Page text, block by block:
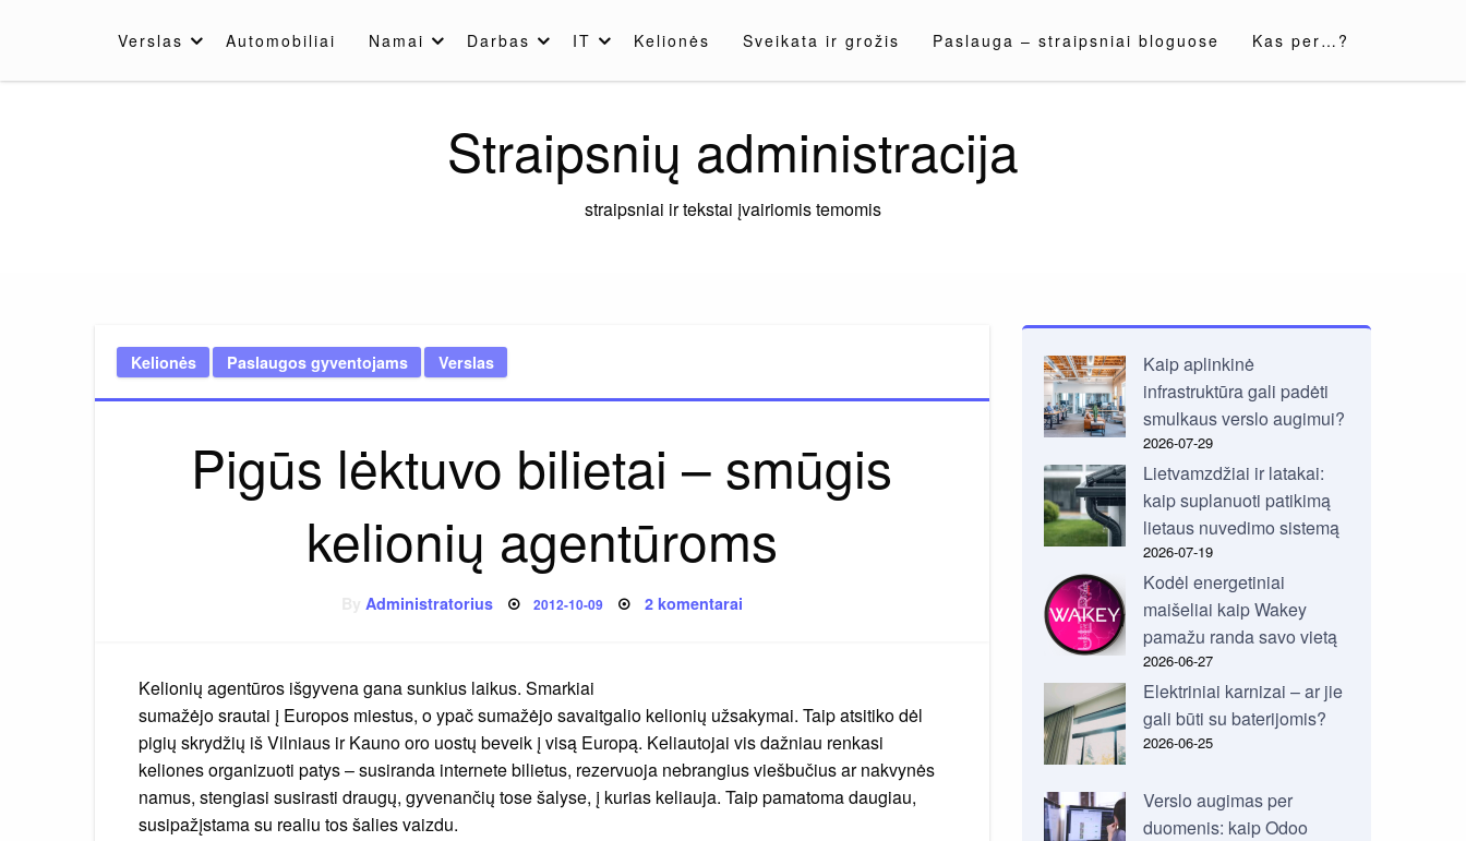
Verslas Automobiliai Namai Darbas IT Kelionės Sveikata ir grožis Paslauga – straipsniai bloguose Kas per…?
Straipsnių administracija
straipsniai ir tekstai įvairiomis temomis
Kelionės Paslaugos gyventojams Verslas
Pigūs lėktuvo bilietai – smūgis
kelionių agentūroms
ByAdministratorius Posted
2012-10-09 2 komentaraiįraše
agentūroms
Kelionių agentūros išgyvena gana sunkius laikus. Smarkiai
sumažėjo srautai į Europos miestus, o ypač sumažėjo savaitgalio kelionių užsakymai. Taip atsitiko dėl
pigių skrydžių iš Vilniaus ir Kauno oro uostų beveik į visą Europą. Keliautojai vis dažniau renkasi
keliones organizuoti patys – susiranda internete bilietus, rezervuoja nebrangius viešbučius ar nakvynės
namus, stengiasi susirasti draugų, gyvenančių tose šalyse, į kurias keliauja. Taip pamatoma daugiau,
susipažįstama su realiu tos šalies vaizdu.
Kaip aplinkinė
infrastruktūra gali padėti
smulkaus verslo augimui?
2026-07-29
Lietvamzdžiai ir latakai:
kaip suplanuoti patikimą
lietaus nuvedimo sistemą
2026-07-19
Kodėl energetiniai
maišeliai kaip Wakey
pamažu randa savo vietą
2026-06-27
Elektriniai karnizai – ar jie
gali būti su baterijomis?
2026-06-25
Verslo augimas per
duomenis: kaip Odoo